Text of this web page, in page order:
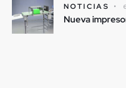
NOTICIAS
Nueva